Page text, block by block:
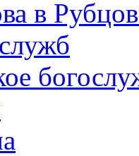
в